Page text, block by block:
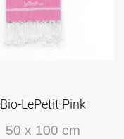
Bio-LePetit Pink
50 x 100 cm